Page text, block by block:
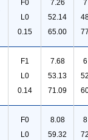
F0
L0
0.15
7.26
52.14
65.00
F1
L0
0.14
7.68
53.13
71.09
F0
L0
8.08
59.32